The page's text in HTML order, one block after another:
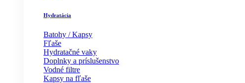
Hydratácia
Batohy / Kapsy
Fľaše
Hydratačné vaky
Doplnky a príslušenstvo
Vodné filtre
Kapsy na fľaše